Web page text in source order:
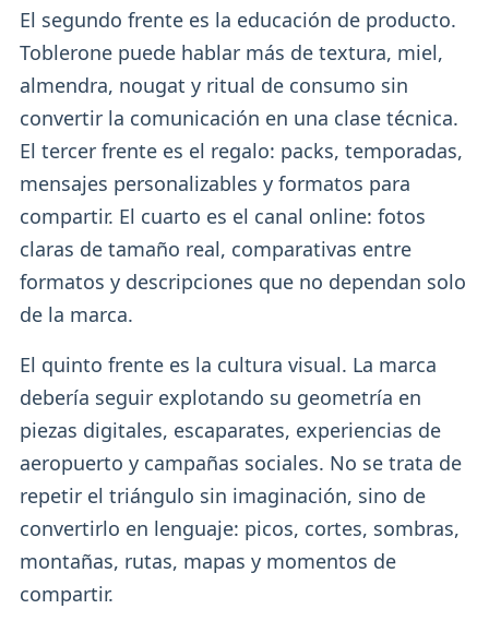
El segundo frente es la educación de producto.
Toblerone puede hablar más de textura, miel,
almendra, nougat y ritual de consumo sin
convertir la comunicación en una clase técnica.
El tercer frente es el regalo: packs, temporadas,
mensajes personalizables y formatos para
compartir. El cuarto es el canal online: fotos
claras de tamaño real, comparativas entre
formatos y descripciones que no dependan solo
de la marca.
El quinto frente es la cultura visual. La marca
debería seguir explotando su geometría en
piezas digitales, escaparates, experiencias de
aeropuerto y campañas sociales. No se trata de
repetir el triángulo sin imaginación, sino de
convertirlo en lenguaje: picos, cortes, sombras,
montañas, rutas, mapas y momentos de
compartir.